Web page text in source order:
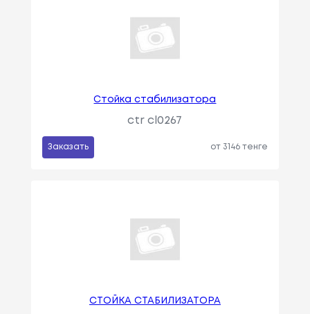
Стойка стабилизатора
ctr cl0267
Заказать от 3146 тенге
СТОЙКА СТАБИЛИЗАТОРА